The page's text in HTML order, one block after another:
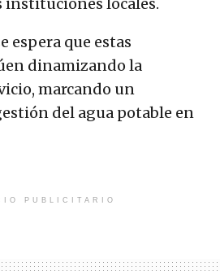
instituciones locales.
espera que estas
dinamizando la
marcando un
del agua potable en
PUBLICITARIO